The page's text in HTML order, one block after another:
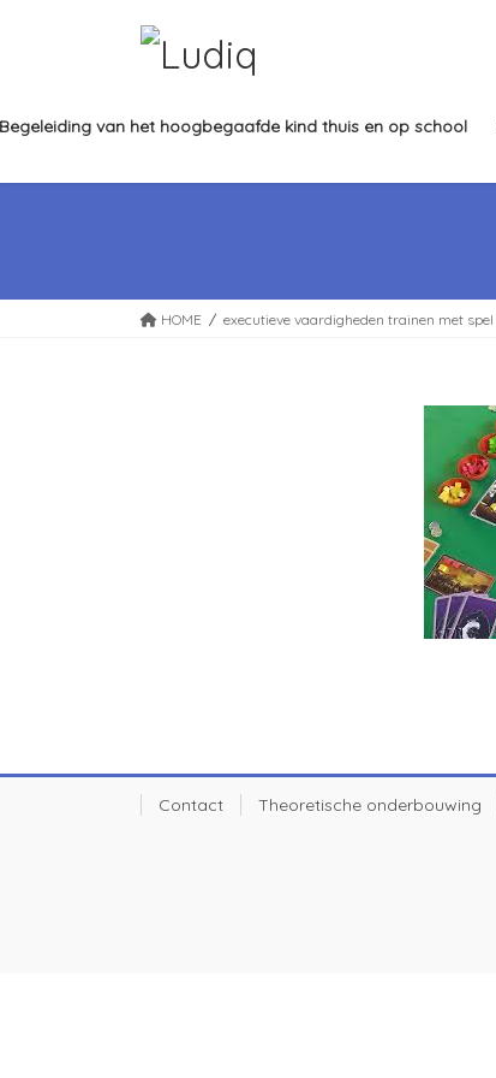
Begeleiding van het hoogbegaafde kind thuis en op school
HOME executieve vaardigheden trainen met spel
Contact Theoretische onderbouwing